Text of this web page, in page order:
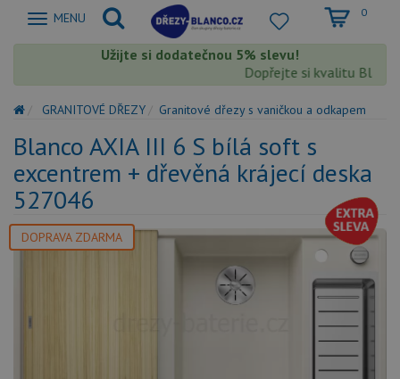
Zobrazit
MENU 0
Užijte si dodatečnou 5% slevu!
Dopřejte si kvalitu Blanco
GRANITOVÉ DŘEZY Granitové dřezy s vaničkou a odkapem
Blanco AXIA III 6 S bílá soft s
excentrem + dřevěná krájecí deska
527046
DOPRAVA ZDARMA